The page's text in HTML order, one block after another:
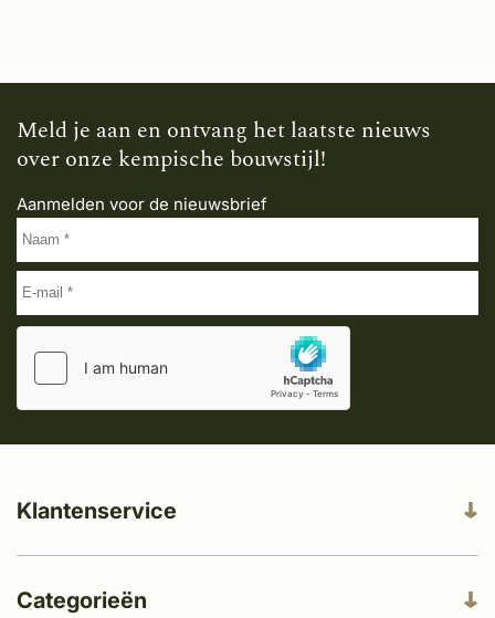
Meld je aan en ontvang het laatste nieuws
over onze kempische bouwstijl!
Aanmelden voor de nieuwsbrief
Klantenservice
Categorieën